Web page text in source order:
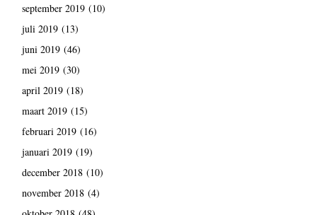
september 2019(10)
juli 2019(13)
juni 2019(46)
mei 2019(30)
april 2019(18)
maart 2019(15)
februari 2019(16)
januari 2019(19)
december 2018(10)
november 2018(4)